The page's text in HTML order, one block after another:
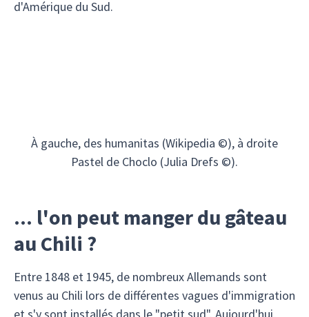
d'Amérique du Sud.
À gauche, des humanitas (Wikipedia ©), à droite
Pastel de Choclo (Julia Drefs ©).
... l'on peut manger du gâteau
au Chili ?
Entre 1848 et 1945, de nombreux Allemands sont
venus au Chili lors de différentes vagues d'immigration